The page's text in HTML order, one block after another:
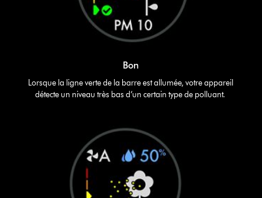
Bon
Lorsque la ligne verte de la barre est allumée, votre appareil
détecte un niveau très bas d’un certain type de polluant.